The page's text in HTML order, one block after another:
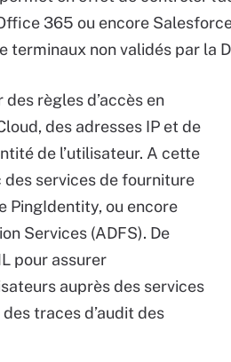
365 ou encore
terminaux non validés par la
règles d’accès en
des adresses IP et de
de l’utilisateur. A cette
des services de fourniture
PingIdentity, ou encore
Services (ADFS). De
pour assurer
auprès des services
traces d’audit des